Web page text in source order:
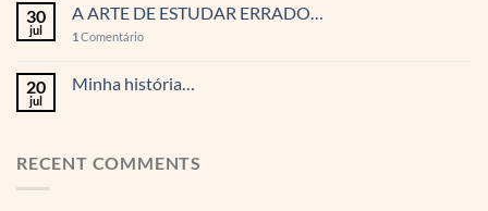
30
jul
A ARTE DE ESTUDAR ERRADO…
1 Comentário
20
jul
Minha história…
RECENT COMMENTS